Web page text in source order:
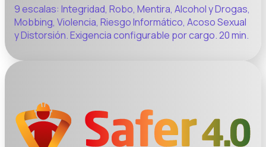
9 escalas: Integridad, Robo, Mentira, Alcohol y Drogas,
Mobbing, Violencia, Riesgo Informático, Acoso Sexual
y Distorsión. Exigencia configurable por cargo. 20 min.